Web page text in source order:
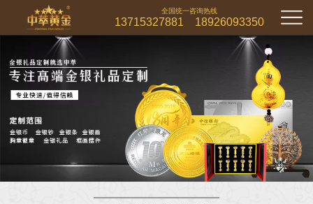
全国统一咨询热线
13715327881 18926093350